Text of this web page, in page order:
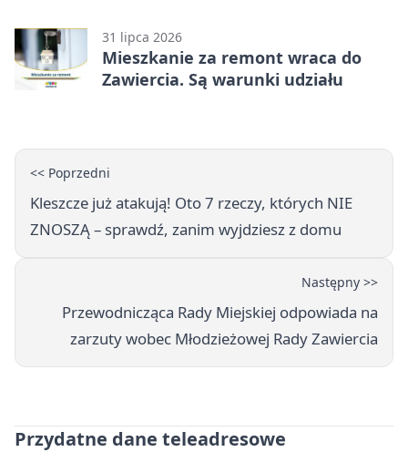
31 lipca 2026
Mieszkanie za remont wraca do
Zawiercia. Są warunki udziału
<< Poprzedni
Kleszcze już atakują! Oto 7 rzeczy, których NIE
ZNOSZĄ – sprawdź, zanim wyjdziesz z domu
Następny >>
Przewodnicząca Rady Miejskiej odpowiada na
zarzuty wobec Młodzieżowej Rady Zawiercia
Przydatne dane teleadresowe